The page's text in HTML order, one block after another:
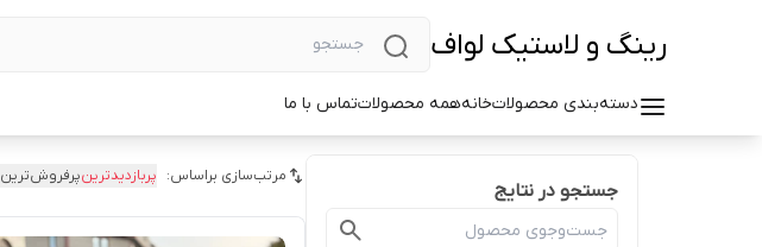
رینگ و لاستیک لواف
دسته‌بندی محصولاتخانههمه محصولاتتماس با ما
جستجو در نتایج
مرتب‌سازی براساس: پربازدیدترینپرفروش‌ترین